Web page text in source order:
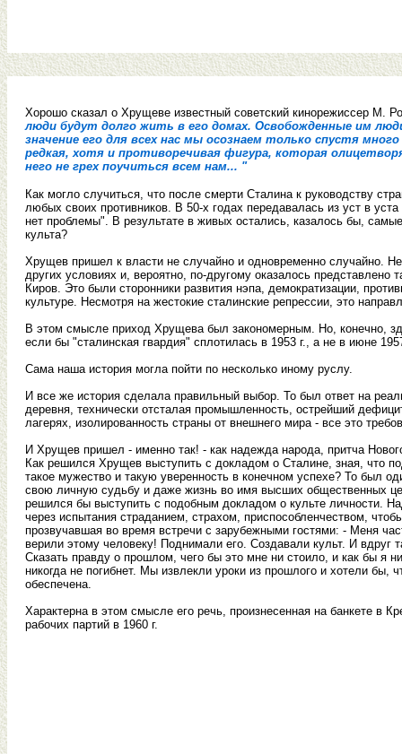
Хорошо сказал о Хрущеве известный советский кинорежиссер М.
люди будут долго жить в его домах. Освобожденные им
значение его для всех нас мы осознаем только спустя
редкая, хотя и противоречивая фигура, которая
него не грех поучиться всем нам... "
Как могло случиться, что после смерти Сталина к руководству
любых своих противников. В 50-х годах передавалась из уст в
нет проблемы". В результате в живых остались, казалось бы,
культа?
Хрущев пришел к власти не случайно и одновременно случайно.
других условиях и, вероятно, по-другому оказалось
Киров. Это были сторонники развития нэпа, демократизации,
культуре. Несмотря на жестокие сталинские репрессии, это
В этом смысле приход Хрущева был закономерным. Но, конечно,
если бы "сталинская гвардия" сплотилась в 1953 г., а не в июне
Сама наша история могла пойти по несколько иному руслу.
И все же история сделала правильный выбор. То был ответ на
деревня, технически отсталая промышленность, острейший
лагерях, изолированность страны от внешнего мира - все это
И Хрущев пришел - именно так! - как надежда народа, притча
Как решился Хрущев выступить с докладом о Сталине, зная, что
такое мужество и такую уверенность в конечном успехе? То был
свою личную судьбу и даже жизнь во имя высших общественных
решился бы выступить с подобным докладом о культе личности.
через испытания страданием, страхом, приспособленчеством,
прозвучавшая во время встречи с зарубежными гостями: - Меня
верили этому человеку! Поднимали его. Создавали культ. И
Сказать правду о прошлом, чего бы это мне ни стоило, и как бы я
никогда не погибнет. Мы извлекли уроки из прошлого и хотели бы,
обеспечена.
Характерна в этом смысле его речь, произнесенная на банкете в
рабочих партий в 1960 г.